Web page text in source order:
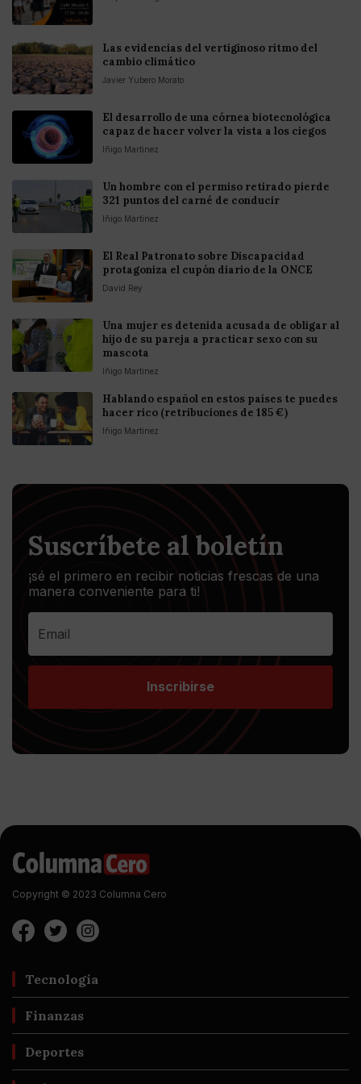
Las evidencias del vertiginoso ritmo del
cambio climático
Javier Yubero Morato
El desarrollo de una córnea biotecnológica
capaz de hacer volver la vista a los ciegos
Iñigo Martinez
Un hombre con el permiso retirado pierde
321 puntos del carné de conducir
Iñigo Martinez
El Real Patronato sobre Discapacidad
protagoniza el cupón diario de la ONCE
David Rey
Una mujer es detenida acusada de obligar al
hijo de su pareja a practicar sexo con su
mascota
Iñigo Martinez
Hablando español en estos países te puedes
hacer rico (retribuciones de 185 €)
Iñigo Martinez
Suscríbete al boletín
¡sé el primero en recibir noticias frescas de una
manera conveniente para ti!
Inscribirse
Copyright © 2023 Columna Cero
Tecnología
Finanzas
Deportes